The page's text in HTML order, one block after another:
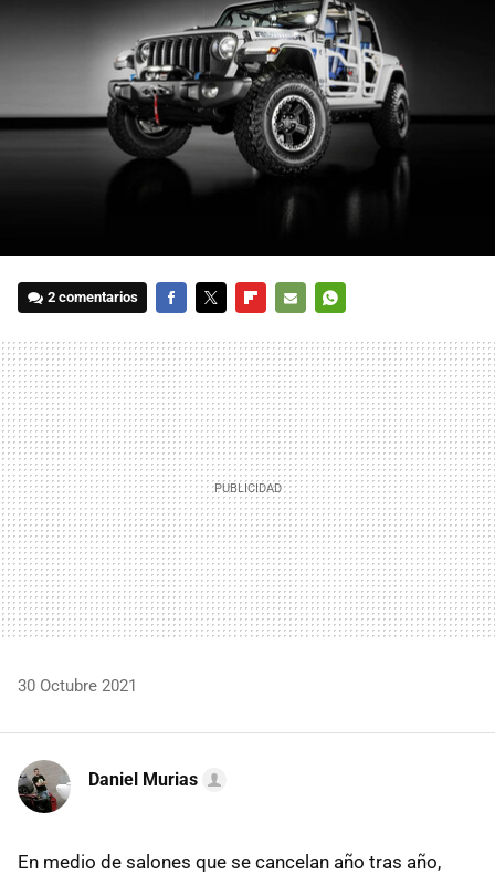
2 comentarios
MAIL
30 Octubre 2021
Daniel Murias
En medio de salones que se cancelan año tras año,